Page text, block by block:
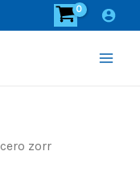
zorr